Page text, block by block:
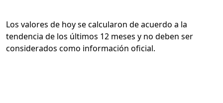
Los valores de hoy se calcularon de acuerdo a la
tendencia de los últimos 12 meses y no deben ser
considerados como información oficial.